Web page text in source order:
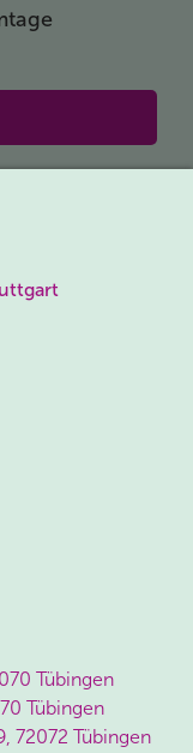
Tübingen
Tübingen
72072 Tübingen